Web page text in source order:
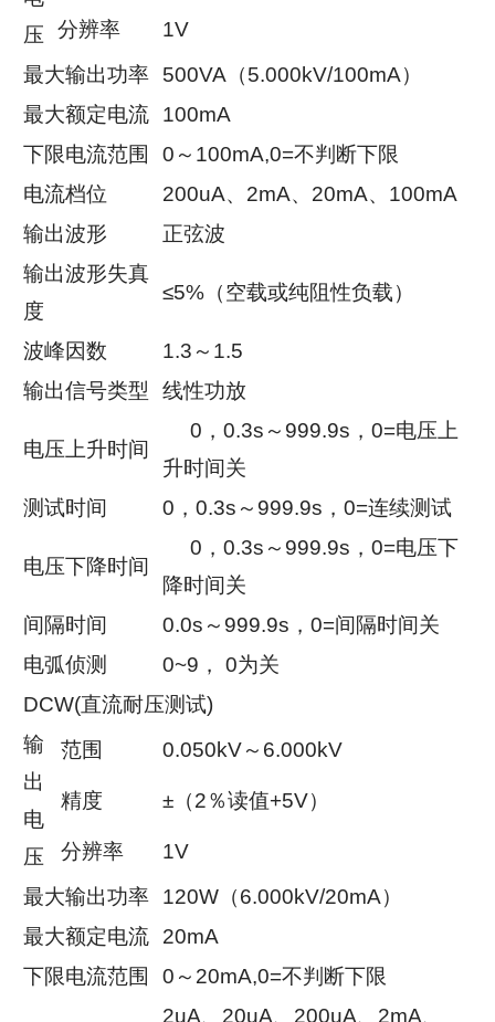
压
分辨率
1V
最大输出功率
500VA（5.000kV/100mA）
最大额定电流
100mA
下限电流范围
0～100mA,0=不判断下限
电流档位
200uA、2mA、20mA、100mA
输出波形
正弦波
输出波形失真
度
≤5%（空载或纯阻性负载）
波峰因数
1.3～1.5
输出信号类型
线性功放
电压上升时间
0，0.3s～999.9s，0=电压上
升时间关
测试时间
0，0.3s～999.9s，0=连续测试
电压下降时间
0，0.3s～999.9s，0=电压下
降时间关
间隔时间
0.0s～999.9s，0=间隔时间关
电弧侦测
0~9， 0为关
DCW(直流耐压测试)
输
出
电
压
范围 0.050kV～6.000kV
精度 ±（2％读值+5V）
分辨率
1V
最大输出功率
120W（6.000kV/20mA）
最大额定电流
20mA
下限电流范围
0～20mA,0=不判断下限
2uA、20uA、200uA、2mA、